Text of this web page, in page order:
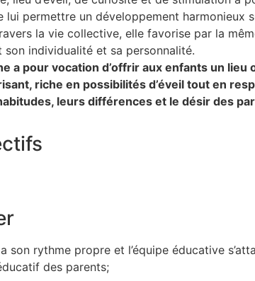
lui permettre un développement harmonieux
la vie collective, elle favorise par la
son individualité et sa personnalité.
a pour vocation d’offrir aux enfants un lieu
riche en possibilités d’éveil tout en
leurs différences et le désir des
son rythme propre et l’équipe éducative
des parents;